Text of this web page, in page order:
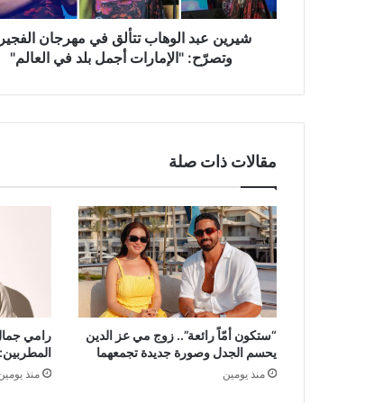
"الإمارات
أجمل
العالم"
شيرين عبد الوهاب تتألق في مهرجان
وتصرّح: "الإمارات أجمل بلد في العالم"
مقالات ذات صلة
“ستكون أمّاً رائعة”.. زوج مي عز الدين
يحسم الجدل وصورة جديدة تجمعهما
منذ يومين
رامي
منذ